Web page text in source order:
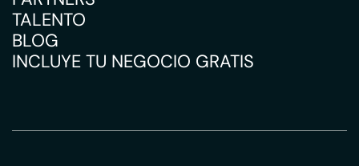
TALENTO
BLOG
INCLUYE TU NEGOCIO GRATIS